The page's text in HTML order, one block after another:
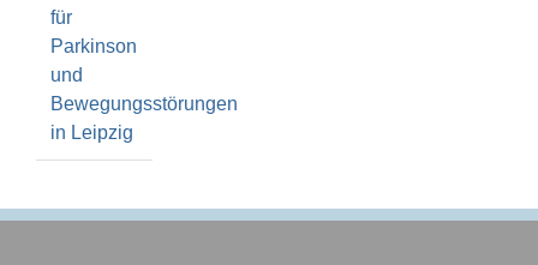
für
Parkinson
und
Bewegungsstörungen
in Leipzig